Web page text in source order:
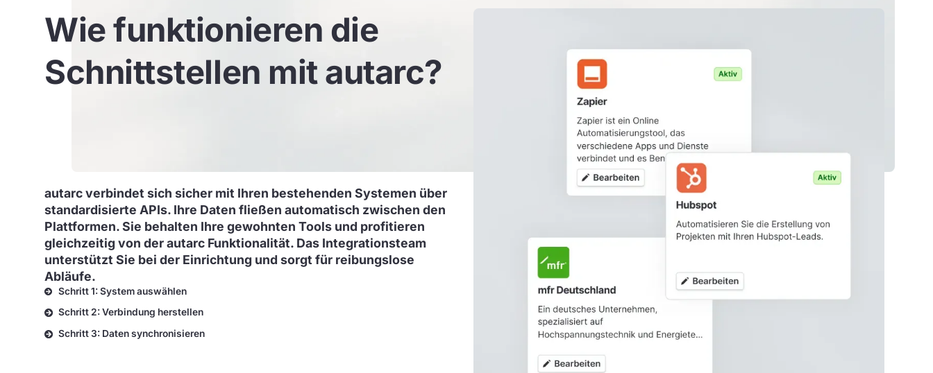
Wie funktionieren die
Schnittstellen mit autarc?
autarc verbindet sich sicher mit Ihren bestehenden Systemen über
standardisierte APIs. Ihre Daten fließen automatisch zwischen den
Plattformen. Sie behalten Ihre gewohnten Tools und profitieren
gleichzeitig von der autarc Funktionalität. Das Integrationsteam
unterstützt Sie bei der Einrichtung und sorgt für reibungslose
Abläufe.
Schritt 1: System auswählen
Schritt 2: Verbindung herstellen
Schritt 3: Daten synchronisieren